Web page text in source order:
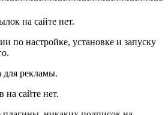
на сайте нет.
по настройке, установке и запуску
для рекламы.
сайте нет.